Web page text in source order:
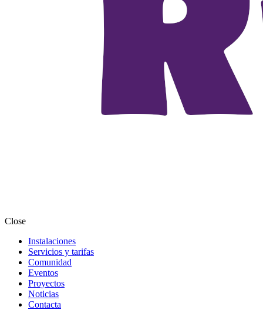
Close
Instalaciones
Servicios y tarifas
Comunidad
Eventos
Proyectos
Noticias
Contacta